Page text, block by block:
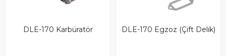
DLE-170 Karbüratör DLE-170 Egzoz (Çift Delik)